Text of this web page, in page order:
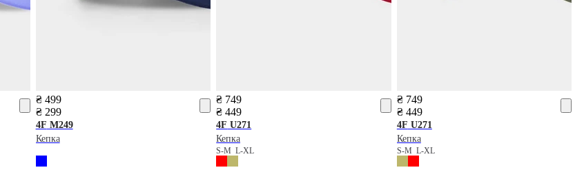
₴ 499
₴ 299
4F M249
Кепка
₴ 749
₴ 449
4F U271
Кепка
S-ML-XL
₴ 749
₴ 449
4F U271
Кепка
S-M L-XL